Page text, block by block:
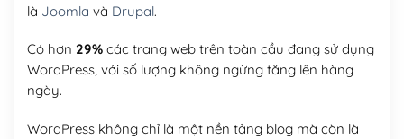
là Joomla và Drupal.
Có hơn 29%các trang web trên toàn cầu đang sử dụng
WordPress, với số lượng không ngừng tăng lên hàng
ngày.
WordPress không chỉ là một nền tảng blog mà còn là